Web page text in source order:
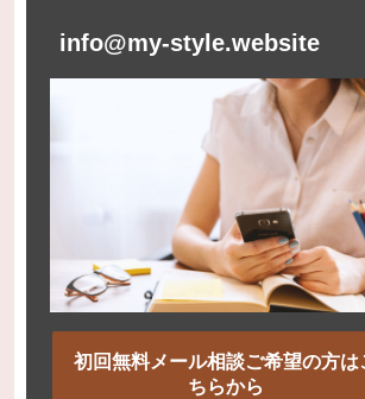
info@my-style.website
初回無料メール相談ご希望の方は
ちらから